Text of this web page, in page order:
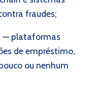
fraudes;
— plataformas
de empréstimo,
ou nenhum